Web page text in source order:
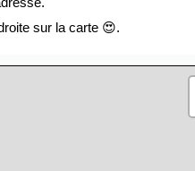
sur la carte 😍.